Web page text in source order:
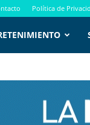
Política de